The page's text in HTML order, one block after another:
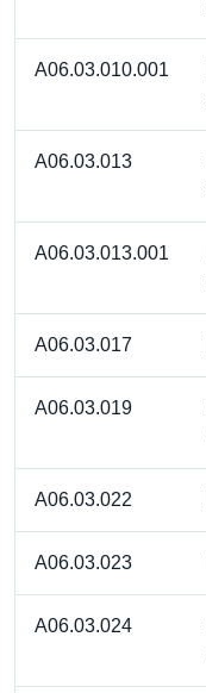
A06.03.010.001
A06.03.013
A06.03.013.001
A06.03.017
A06.03.019
A06.03.022
A06.03.023
A06.03.024